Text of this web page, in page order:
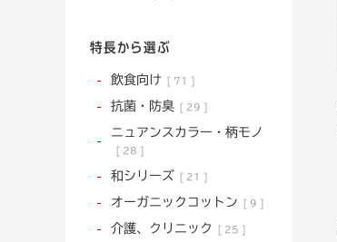
特長から選ぶ
飲食向け 71
抗菌・防臭 29
ニュアンスカラー・柄モノ
28
和シリーズ 21
オーガニックコットン 9
介護、クリニック 25